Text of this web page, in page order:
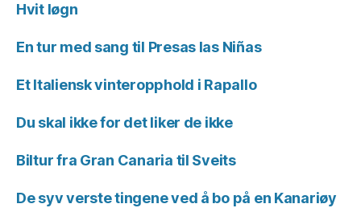
Hvit løgn
En tur med sang til Presas las Niñas
Et Italiensk vinteropphold i Rapallo
Du skal ikke for det liker de ikke
Biltur fra Gran Canaria til Sveits
De syv verste tingene ved å bo på en Kanariøy